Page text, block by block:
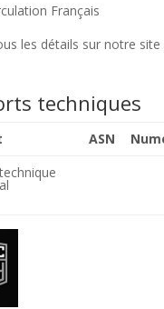
Français
les détails sur notre site
techniques
ASN